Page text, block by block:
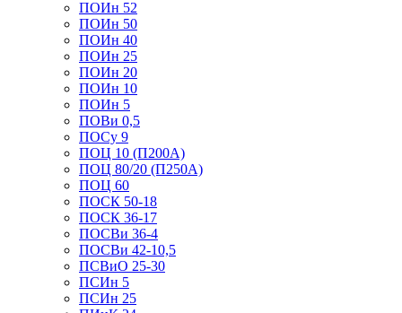
ПОИн 52
ПОИн 50
ПОИн 40
ПОИн 25
ПОИн 20
ПОИн 10
ПОИн 5
ПОВи 0,5
ПОСу 9
ПОЦ 10 (П200А)
ПОЦ 80/20 (П250А)
ПОЦ 60
ПОСК 50-18
ПОСК 36-17
ПОСВи 36-4
ПОСВи 42-10,5
ПСВиО 25-30
ПСИн 5
ПСИн 25